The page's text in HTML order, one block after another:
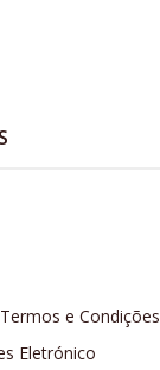
e Condições
Eletrónico